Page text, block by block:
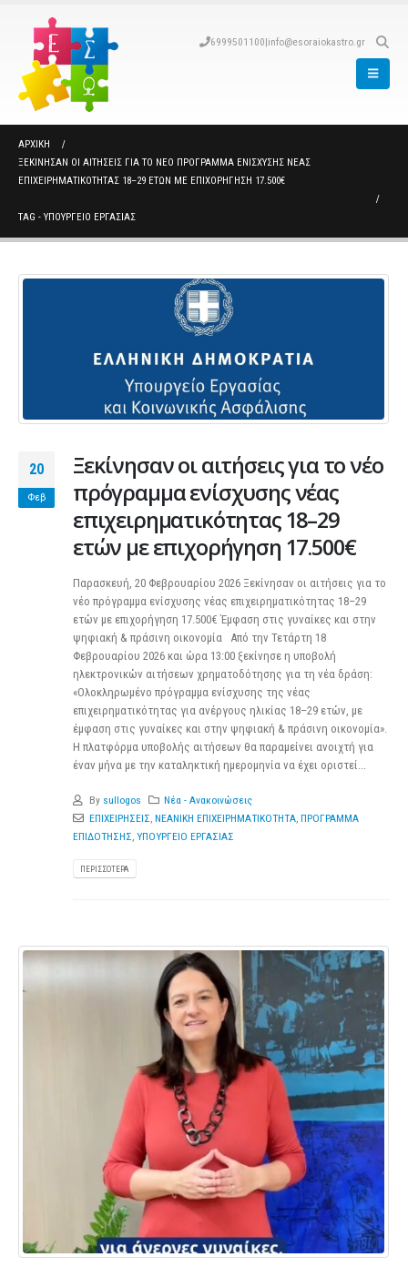
6999501100|info@esoraiokastro.gr
ΑΡΧΙΚΉ
ΞΕΚΊΝΗΣΑΝ ΟΙ ΑΙΤΉΣΕΙΣ ΓΙΑ ΤΟ ΝΈΟ ΠΡΌΓΡΑΜΜΑ ΕΝΊΣΧΥΣΗΣ ΝΈΑΣ
ΕΠΙΧΕΙΡΗΜΑΤΙΚΌΤΗΤΑΣ 18–29 ΕΤΏΝ ΜΕ ΕΠΙΧΟΡΉΓΗΣΗ 17.500€
TAG - ΥΠΟΥΡΓΕΙΟ ΕΡΓΑΣΙΑΣ
20
Φεβ
Ξεκίνησαν οι αιτήσεις για το νέο
πρόγραμμα ενίσχυσης νέας
επιχειρηματικότητας 18–29
ετών με επιχορήγηση 17.500€
Παρασκευή, 20 Φεβρουαρίου 2026 Ξεκίνησαν οι αιτήσεις για το
νέο πρόγραμμα ενίσχυσης νέας επιχειρηματικότητας 18–29
ετών με επιχορήγηση 17.500€ Έμφαση στις γυναίκες και στην
ψηφιακή & πράσινη οικονομία Από την Τετάρτη 18
Φεβρουαρίου 2026 και ώρα 13:00 ξεκίνησε η υποβολή
ηλεκτρονικών αιτήσεων χρηματοδότησης για τη νέα δράση:
«Ολοκληρωμένο πρόγραμμα ενίσχυσης της νέας
επιχειρηματικότητας για ανέργους ηλικίας 18–29 ετών, με
έμφαση στις γυναίκες και στην ψηφιακή & πράσινη οικονομία».
Η πλατφόρμα υποβολής αιτήσεων θα παραμείνει ανοιχτή για
έναν μήνα με την καταληκτική ημερομηνία να έχει οριστεί...
By sullogos
Νέα - Ανακοινώσεις
ΕΠΙΧΕΙΡΗΣΕΙΣ, ΝΕΑΝΙΚΗ ΕΠΙΧΕΙΡΗΜΑΤΙΚΟΤΗΤΑ, ΠΡΟΓΡΑΜΜΑ
ΕΠΙΔΟΤΗΣΗΣ, ΥΠΟΥΡΓΕΙΟ ΕΡΓΑΣΙΑΣ
ΠΕΡΙΣΣΌΤΕΡΑ